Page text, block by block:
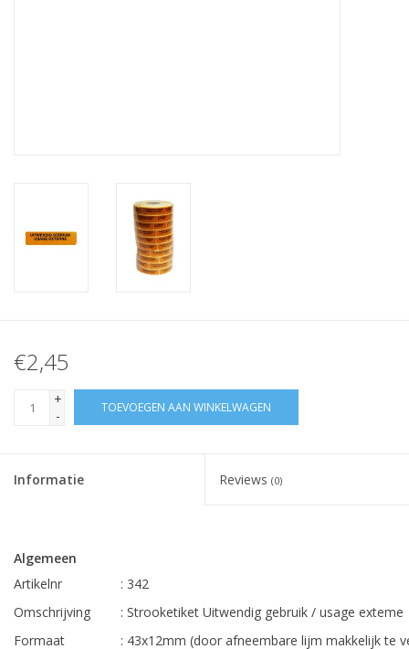
€2,45
+
-
TOEVOEGEN AAN WINKELWAGEN
Informatie Reviews (0)
Algemeen
Artikelnr
: 342
Omschrijving
: Strooketiket Uitwendig gebruik / usage exteme
Formaat
: 43x12mm (door afneembare lijm makkelijk te